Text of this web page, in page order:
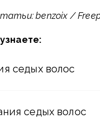
benzoix /
седых волос
седых волос